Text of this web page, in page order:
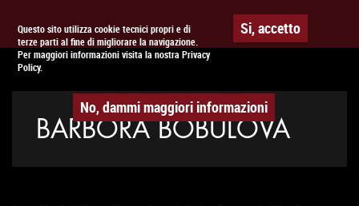
Questo sito utilizza cookie tecnici propri e di
terze parti al fine di migliorare la navigazione.
Per maggiori informazioni visita la nostra Privacy
Policy.
Si, accetto
No, dammi maggiori informazioni
APPUNTAMENTO AL CINEMA
BARBORA BOBULOVA